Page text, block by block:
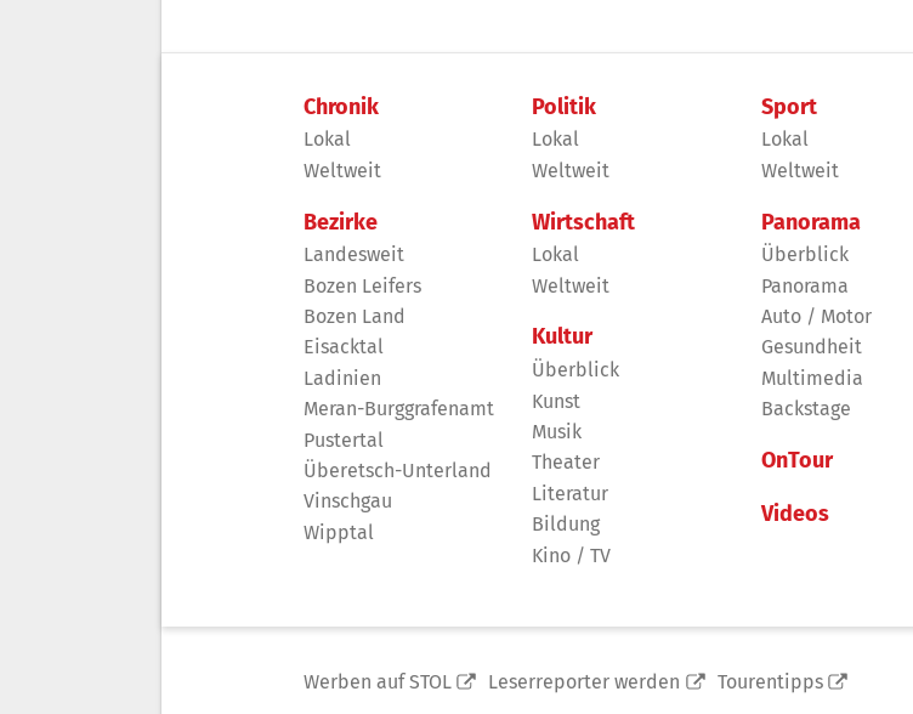
Chronik
Lokal
Weltweit
Bezirke
Landesweit
Bozen Leifers
Bozen Land
Eisacktal
Ladinien
Meran-Burggrafenamt
Pustertal
Überetsch-Unterland
Vinschgau
Wipptal
Politik
Lokal
Weltweit
Wirtschaft
Lokal
Weltweit
Kultur
Überblick
Kunst
Musik
Theater
Literatur
Bildung
Kino / TV
Sport
Lokal
Weltweit
Panorama
Überblick
Panorama
Auto / Motor
Gesundheit
Multimedia
Backstage
OnTour
Videos
Werben auf STOL Leserreporter werden Tourentipps